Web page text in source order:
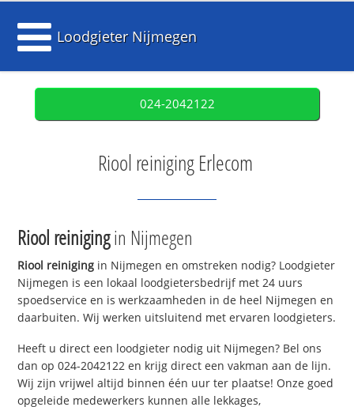
Loodgieter Nijmegen
024-2042122
Riool reiniging Erlecom
Riool reinigingin Nijmegen
Riool reiniging in Nijmegen en omstreken nodig? Loodgieter
Nijmegen is een lokaal loodgietersbedrijf met 24 uurs
spoedservice en is werkzaamheden in de heel Nijmegen en
daarbuiten. Wij werken uitsluitend met ervaren loodgieters.
Heeft u direct een loodgieter nodig uit Nijmegen? Bel ons
dan op 024-2042122 en krijg direct een vakman aan de lijn.
Wij zijn vrijwel altijd binnen één uur ter plaatse! Onze goed
opgeleide medewerkers kunnen alle lekkages,